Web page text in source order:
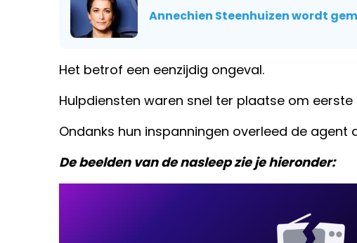
Annechien Steenhuizen wordt
Het betrof een eenzijdig ongeval.
Hulpdiensten waren snel ter plaatse om eerste
Ondanks hun inspanningen overleed de agent
De beelden van de nasleep zie je hieronder: